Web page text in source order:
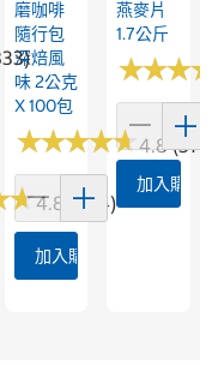
★
★4.8 (364)
磨咖啡
隨行包
深焙風
味 2公克
X 100包
★★★★★
★★★★★4.8
加入購物車
燕麥片
1.7公斤
★★★
★★★
加入購物